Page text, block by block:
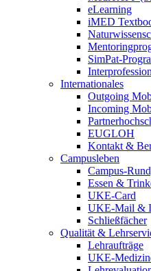
eLearning
iMED
SimPat-
Internationales
Outgoing
Incoming
EUGLOH
Kontakt &
Campusleben
Campus-
Essen &
UKE-Card
UKE-Mail &
Schließfächer
Qualität &
Lehraufträge
UKE-